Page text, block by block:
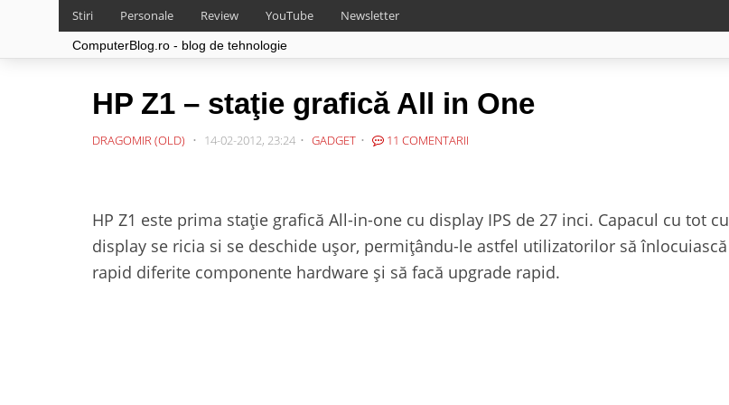
Stiri Personale Review YouTube Newsletter
ComputerBlog.ro - blog de tehnologie
HP Z1 – staţie grafică All in One
DRAGOMIR (OLD) 14-02-2012, 23:24 GADGET 11 COMENTARII
HP Z1 este prima staţie grafică All-in-one cu display IPS de 27 inci. Capacul cu tot cu
display se ricia si se deschide uşor, permiţându-le astfel utilizatorilor să înlocuiască
rapid diferite componente hardware şi să facă upgrade rapid.